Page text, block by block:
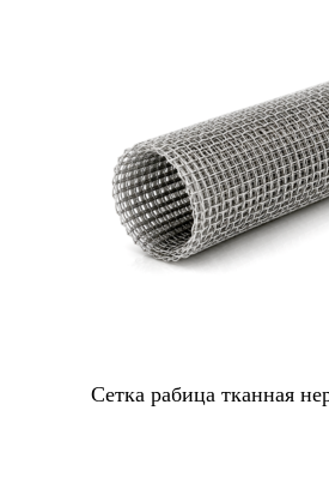
Сетка рабица тканная